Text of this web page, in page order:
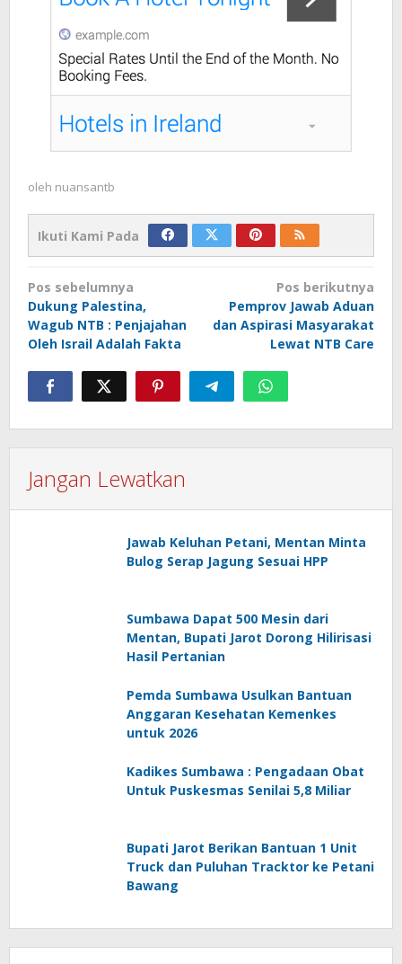
oleh nuansantb
Ikuti Kami Pada
Navigasi
pos
Pos sebelumnya
Dukung Palestina,
Wagub NTB : Penjajahan
Oleh Israil Adalah Fakta
Pos berikutnya
Pemprov Jawab Aduan
dan Aspirasi Masyarakat
Lewat NTB Care
Jangan Lewatkan
Jawab Keluhan Petani, Mentan Minta
Bulog Serap Jagung Sesuai HPP
Sumbawa Dapat 500 Mesin dari
Mentan, Bupati Jarot Dorong Hilirisasi
Hasil Pertanian
Pemda Sumbawa Usulkan Bantuan
Anggaran Kesehatan Kemenkes
untuk 2026
Kadikes Sumbawa : Pengadaan Obat
Untuk Puskesmas Senilai 5,8 Miliar
Bupati Jarot Berikan Bantuan 1 Unit
Truck dan Puluhan Tracktor ke Petani
Bawang